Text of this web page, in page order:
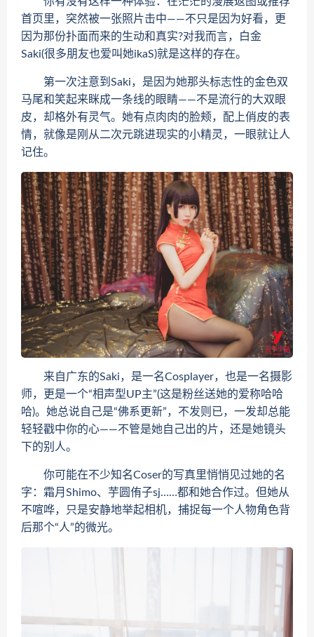
首页里，突然被一张照片击中——不只是因为好看，更
因为那份扑面而来的生动和真实?对我而言，白金
Saki(很多朋友也爱叫她ikaS)就是这样的存在。
第一次注意到Saki，是因为她那头标志性的金色双
马尾和笑起来眯成一条线的眼睛——不是流行的大双眼
皮，却格外有灵气。她有点肉肉的脸颊，配上俏皮的表
情，就像是刚从二次元跳进现实的小精灵，一眼就让人
记住。
来自广东的Saki，是一名Cosplayer，也是一名摄影
师，更是一个“相声型UP主”(这是粉丝送她的爱称哈哈
哈)。她总说自己是“佛系更新”，不发则已，一发却总能
轻轻戳中你的心——不管是她自己出的片，还是她镜头
下的别人。
你可能在不少知名Coser的写真里悄悄见过她的名
字：霜月Shimo、芋圆侑子sj……都和她合作过。但她从
不喧哗，只是安静地举起相机，捕捉每一个人物角色背
后那个“人”的微光。